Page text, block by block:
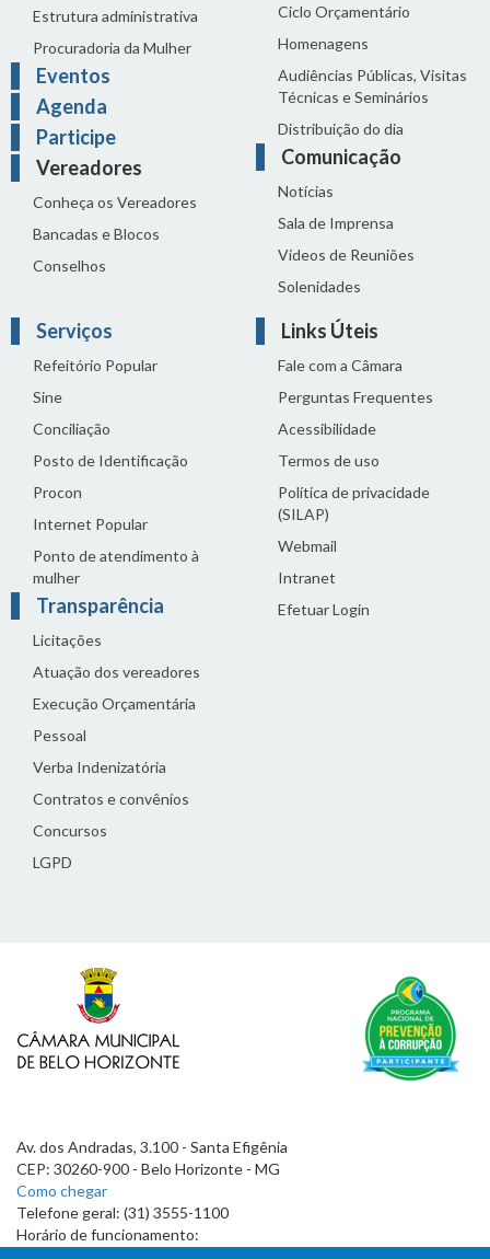
Estrutura administrativa
Procuradoria da Mulher
Eventos
Agenda
Participe
Vereadores
Conheça os Vereadores
Bancadas e Blocos
Conselhos
Ciclo Orçamentário
Homenagens
Audiências Públicas, Visitas
Técnicas e Seminários
Distribuição do dia
Comunicação
Notícias
Sala de Imprensa
Vídeos de Reuniões
Solenidades
Serviços
Refeitório Popular
Sine
Conciliação
Posto de Identificação
Procon
Internet Popular
Ponto de atendimento à
mulher
Transparência
Licitações
Atuação dos vereadores
Execução Orçamentária
Pessoal
Verba Indenizatória
Contratos e convênios
Concursos
LGPD
Links Úteis
Fale com a Câmara
Perguntas Frequentes
Acessibilidade
Termos de uso
Política de privacidade
(SILAP)
Webmail
Intranet
Efetuar Login
Av. dos Andradas, 3.100 - Santa Efigênia
CEP: 30260-900 - Belo Horizonte - MG
Como chegar
Telefone geral: (31) 3555-1100
Horário de funcionamento: